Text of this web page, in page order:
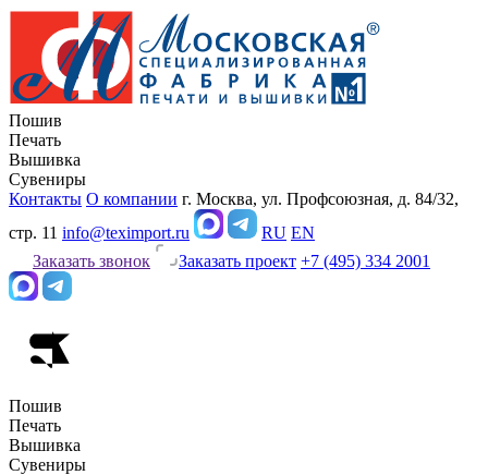
Пошив
Печать
Вышивка
Сувениры
Контакты О компании г. Москва, ул. Профсоюзная, д. 84/32,
стр. 11 info@teximport.ru RU EN
Заказать звонок
Заказать проект +7 (495) 334 2001
Пошив
Печать
Вышивка
Сувениры